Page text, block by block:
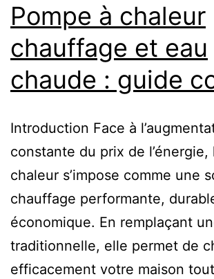
Pompe à chaleur
chauffage et eau
chaude : guide
Introduction Face à
constante du prix de l’énergie,
chaleur s’impose comme une
chauffage performante,
économique. En remplaçant
traditionnelle, elle permet de
efficacement votre maison